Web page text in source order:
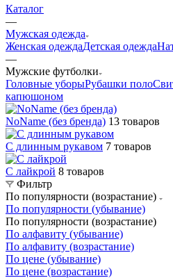
Каталог
—
Мужская одежда
Женская одеждаДетская одежда
—
Мужские футболки
Головные уборыРубашки поло
капюшоном
NoName (без бренда) 13 товаров
С длинным рукавом 7 товаров
С лайкрой 8 товаров
Фильтр
По популярности (возрастание)
По популярности (убывание)
По популярности (возрастание)
По алфавиту (убывание)
По алфавиту (возрастание)
По цене (убывание)
По цене (возрастание)